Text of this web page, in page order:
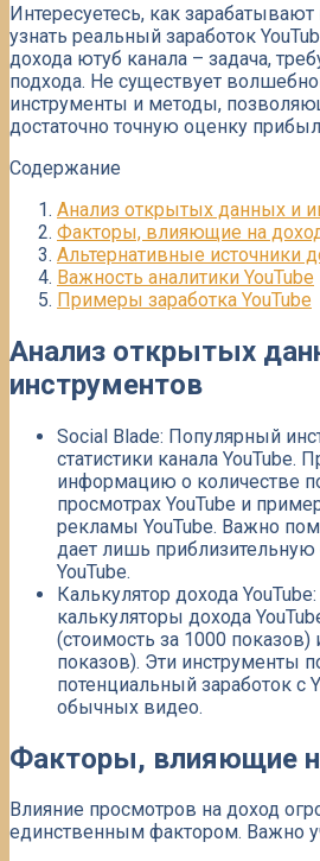
Интересуетесь, как
узнать реальный заработок
дохода ютуб канала – задача,
подхода. Не существует
инструменты и методы,
достаточно точную оценку
Содержание
Анализ открытых данных и
Факторы, влияющие на
Альтернативные источники
Важность аналитики YouTube
Примеры заработка YouTube
Анализ открытых
инструментов
Social Blade: Популярный
статистики канала YouTube.
информацию о количестве
просмотрах YouTube и
рекламы YouTube. Важно
дает лишь
YouTube.
Калькулятор дохода
калькуляторы дохода
(стоимость за 1000 показов)
показов). Эти инструменты
потенциальный заработок с
обычных видео.
Факторы, влияющие
Влияние просмотров на доход
единственным фактором. Важно